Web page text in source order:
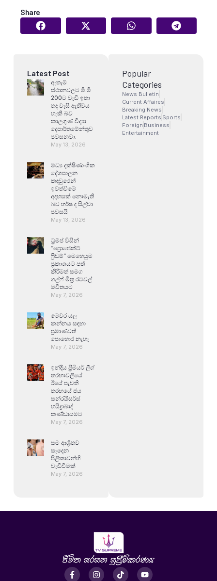
Share
Latest Post
ඇතැම්
ස්ථානවලට මි.මි
200ට වැඩි ඉතා
තද වැසි ඇතිවිය
හැකි බව
කාලගුණ විද්‍යා
දෙපාර්තමේන්තුව
පවසනවා.
May 13, 2026
මධ්‍ය දක්ෂිණාංශික
දේශපාලන
කඳවුරෙන්
ඉවත්වීමේ
අදහසක් නොමැති
බව හර්ෂ ද සිල්වා
පවසයි
May 13, 2026
ට්‍රම්ප් විසින්
“ප්‍රොජෙක්ට්
ෆ්‍රීඩම්” මෙහෙයුම
ප්‍රකාශයට පත්
කිරීමත් සමග
ගල්ෆ් මිත්‍ර රටවල්
මවිතයට
May 7, 2026
මෙවර යල
කන්නය සඳහා
ප්‍රමාණවත්
පොහොර නැහැ
May 7, 2026
ඉන්දීය ප්‍රිමියර් ලීග්
තරඟාවලියේ
ඊයේ පැවති
තරඟයේ ජය
සන්රයිසර්ස්
හයිද්‍රාබාද්
කණ්ඩායමට
May 7, 2026
සම ආශ්‍රිතව
සෑදෙන
පිළිකාවන්හි
වැඩිවීමක්
May 7, 2026
Popular
Categories
News Bulletin
Current Affaires
Breaking News
Latest Reports Sports
Foreign Business
Entertainment